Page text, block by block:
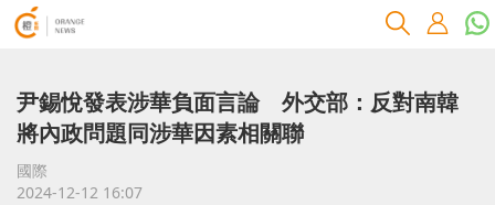
尹錫悅發表涉華負面言論 外交部：反對南韓
將內政問題同涉華因素相關聯
國際
2024-12-12 16:07